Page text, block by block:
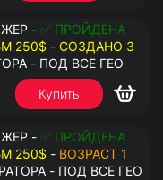
- ✅ ПРОЙДЕНА
250$ - СОЗДАНО 3
- ПОД ВСЕ ГЕО
Купить
- ✅ ПРОЙДЕНА
250$ - ВОЗРАСТ 1
- ПОД ВСЕ ГЕО